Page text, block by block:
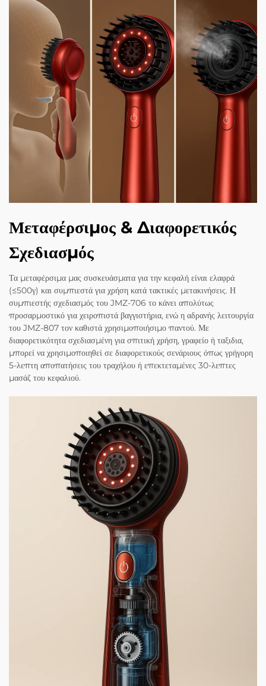
Μεταφέρσιμος & Διαφορετικός
Σχεδιασμός
Τα μεταφέρσιμα μας συσκευάσματα για την κεφαλή είναι ελαφρά
(≤500γ) και συμπιεστά για χρήση κατά τακτικές μετακινήσεις. Η
συμπιεστής σχεδιασμός του JMZ-706 το κάνει απολύτως
προσαρμοστικό για χειροπιστά βαγγιστήρια, ενώ η αδρανής λειτουργία
του JMZ-807 τον καθιστά χρησιμοποιήσιμο παντού. Με
διαφορετικότητα σχεδιασμένη για σπιτική χρήση, γραφείο ή ταξιδια,
μπορεί να χρησιμοποιηθεί σε διαφορετικούς σενάριους όπως γρήγορη
5-λεπτη αποπατήσεις του τραχήλου ή επεκτεταμένες 30-λεπτες
μασάζ του κεφαλιού.